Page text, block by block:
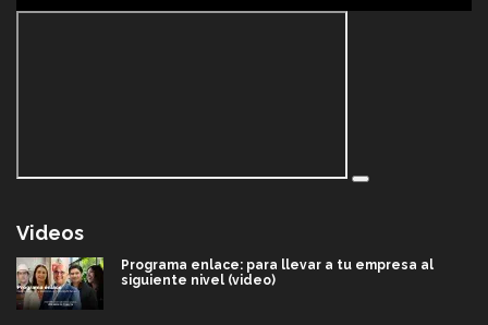
Videos
Programa enlace: para llevar a tu empresa al
siguiente nivel (video)